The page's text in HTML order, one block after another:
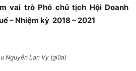
vai trò Phó chủ tịch Hội Doanh
– Nhiệm kỳ 2018 – 2021
Nguyễn Lan Vy (giữa)